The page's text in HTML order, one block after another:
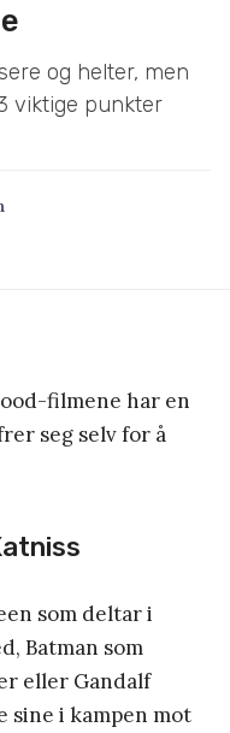
og helter, men
viktige punkter
filmene har en
seg selv for å
som deltar i
Batman som
eller Gandalf
sine i kampen mot